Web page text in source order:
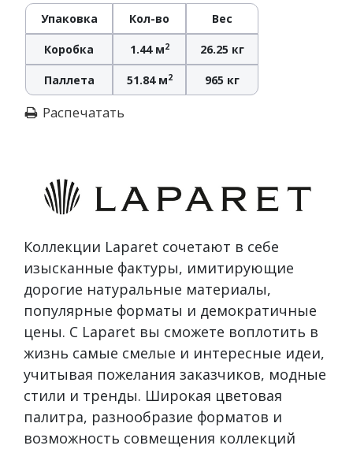
Упаковка Кол-во Вес
Коробка 1.44 м2 26.25 кг
Паллета 51.84 м2 965 кг
Распечатать
Коллекции Laparet сочетают в себе
изысканные фактуры, имитирующие
дорогие натуральные материалы,
популярные форматы и демократичные
цены. С Laparet вы сможете воплотить в
жизнь самые смелые и интересные идеи,
учитывая пожелания заказчиков, модные
стили и тренды. Широкая цветовая
палитра, разнообразие форматов и
возможность совмещения коллекций